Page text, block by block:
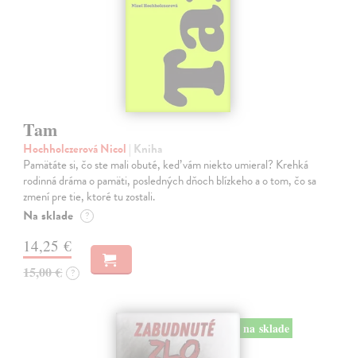
Tam
Hochholczerová Nicol | Kniha
Pamätáte si, čo ste mali obuté, keď vám niekto umieral? Krehká
rodinná dráma o pamäti, posledných dňoch blízkeho a o tom, čo sa
zmení pre tie, ktoré tu zostali.
Na sklade ?
14,25 €
15,00 € ?
na sklade